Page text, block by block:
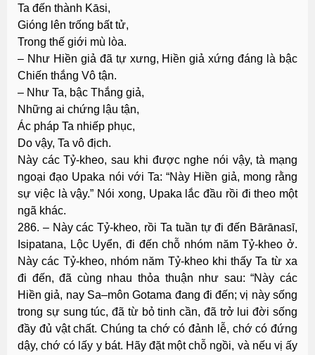
Ta đến thành Kāsi,
Gióng lên trống bất tử,
Trong thế giới mù lòa.
– Như Hiền giả đã tự xưng, Hiền giả xứng đáng là bậc
Chiến thắng Vô tận.
– Như Ta, bậc Thắng giả,
Những ai chứng lậu tận,
Ác pháp Ta nhiếp phục,
Do vậy, Ta vô địch.
Này các Tỷ-kheo, sau khi được nghe nói vậy, tà mạng
ngoại đạo Upaka nói với Ta: “Này Hiền giả, mong rằng
sự việc là vậy.” Nói xong, Upaka lắc đầu rồi đi theo một
ngã khác.
286. – Này các Tỷ-kheo, rồi Ta tuần tự đi đến Bārānasī,
Isipatana, Lộc Uyển, đi đến chỗ nhóm năm Tỷ-kheo ở.
Này các Tỷ-kheo, nhóm năm Tỷ-kheo khi thấy Ta từ xa
đi đến, đã cùng nhau thỏa thuận như sau: “Này các
Hiền giả, nay Sa–môn Gotama đang đi đến; vị này sống
trong sự sung túc, đã từ bỏ tinh cần, đã trở lui đời sống
đầy đủ vật chất. Chúng ta chớ có đảnh lễ, chớ có đứng
dậy, chớ có lấy y bát. Hãy đặt một chỗ ngồi, và nếu vị ấy